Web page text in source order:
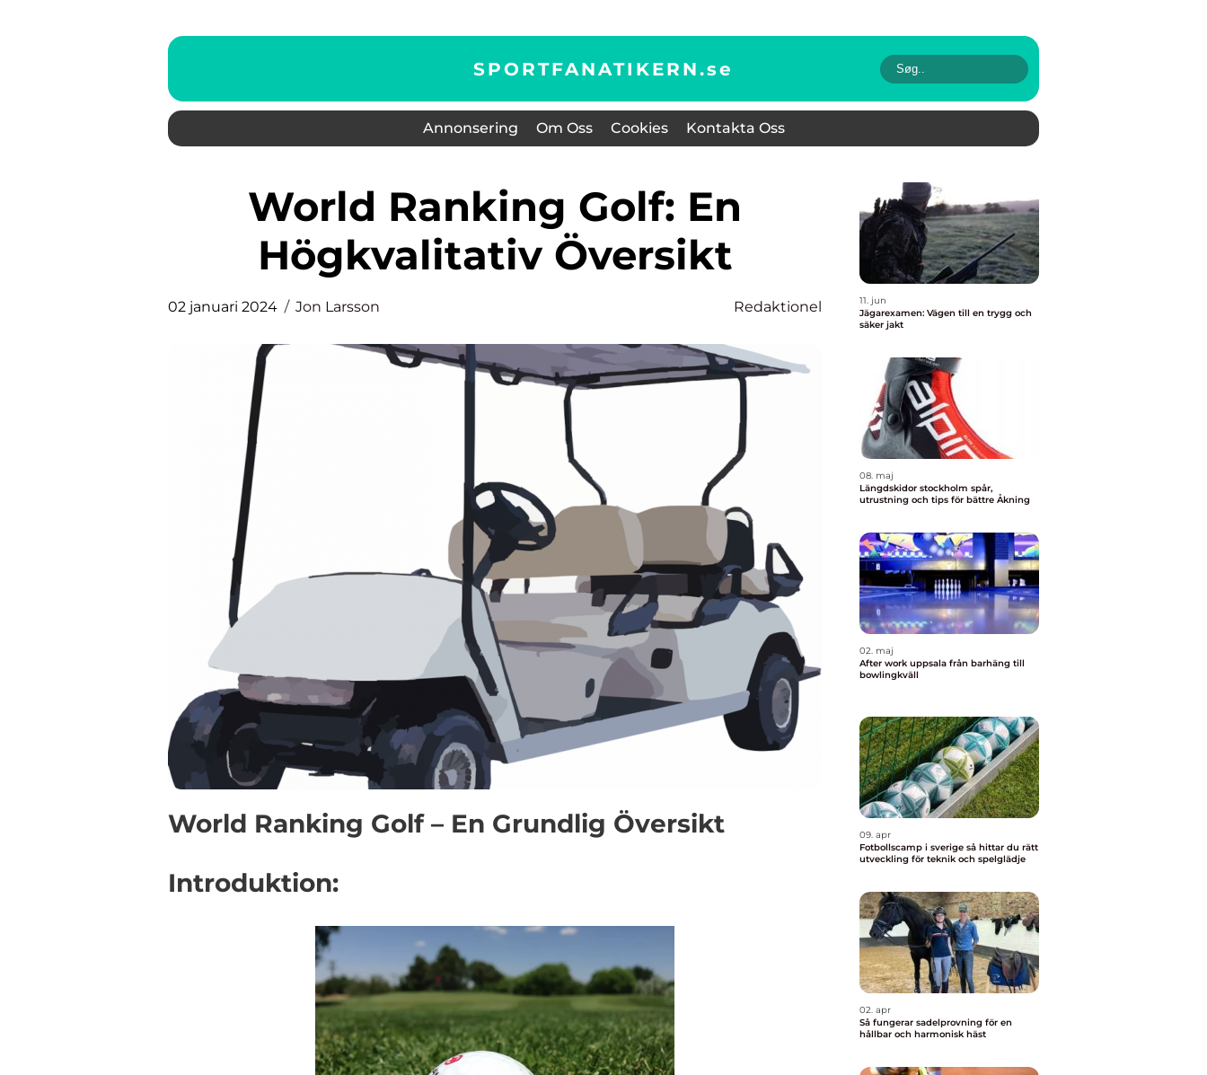
SPORTFANATIKERN.se
Annonsering Om Oss Cookies Kontakta Oss
World Ranking Golf: En
Högkvalitativ Översikt
02 januari 2024 Jon Larsson Redaktionel
World Ranking Golf – En Grundlig Översikt
Introduktion:
11. jun
Jägarexamen: Vägen till en trygg och
säker jakt
08. maj
Längdskidor stockholm spår,
utrustning och tips för bättre Åkning
02. maj
After work uppsala från barhäng till
bowlingkväll
09. apr
Fotbollscamp i sverige så hittar du rätt
utveckling för teknik och spelglädje
02. apr
Så fungerar sadelprovning för en
hållbar och harmonisk häst